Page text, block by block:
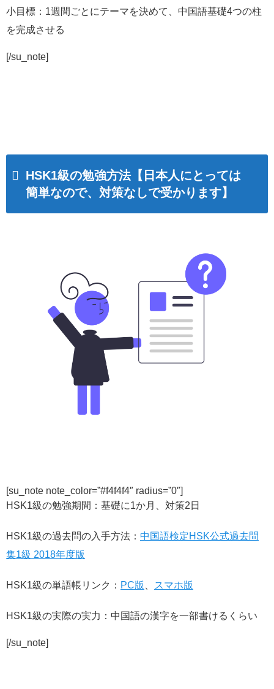
小目標：1週間ごとにテーマを決めて、中国語基礎4つの柱
を完成させる
[/su_note]
HSK1級の勉強方法【日本人にとっては
簡単なので、対策なしで受かります】
[su_note note_color=”#f4f4f4″ radius=”0″]
HSK1級の勉強期間：基礎に1か月、対策2日
HSK1級の過去問の入手方法： 中国語検定HSK公式過去問
集1級 2018年度版
HSK1級の単語帳リンク： PC版 スマホ版
HSK1級の実際の実力：中国語の漢字を一部書けるくらい
[/su_note]